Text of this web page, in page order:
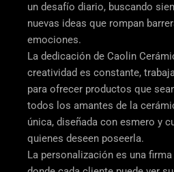
un desafío diario, buscando
nuevas ideas que rompan
emociones.
La dedicación de Caolin
creatividad es constante,
para ofrecer productos que
todos los amantes de la
única, diseñada con esmero y
quienes deseen poseerla.
La personalización es una